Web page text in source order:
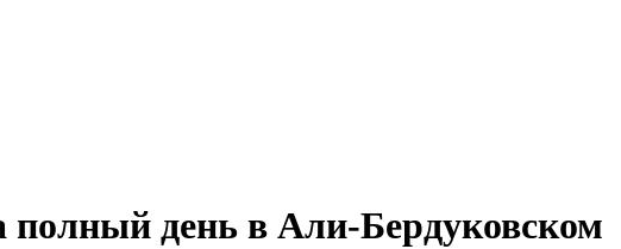
полный день в Али-Бердуковском